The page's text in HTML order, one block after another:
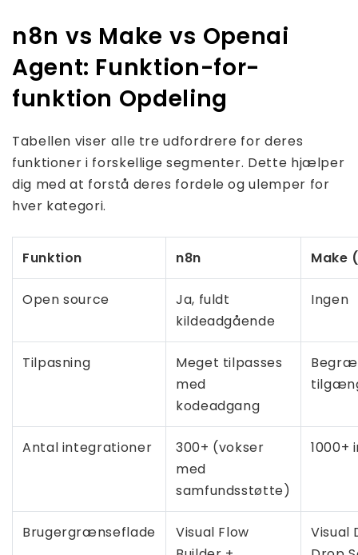
n8n vs Make vs Openai
Agent: Funktion-for-
funktion Opdeling
Tabellen viser alle tre udfordrere for deres
funktioner i forskellige segmenter. Dette hjælper
dig med at forstå deres fordele og ulemper for
hver kategori.
Funktion n8n Make
Open source
Ja, fuldt
kildeadgående
Ingen
Tilpasning
Meget tilpasses
med
kodeadgang
Antal integrationer
300+ (vokser
med
samfundsstøtte)
1000+
Brugergrænseflade
Visual Flow
Visual